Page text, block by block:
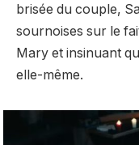
brisée du couple,
sournoises sur le
Mary et insinuant
elle-même.